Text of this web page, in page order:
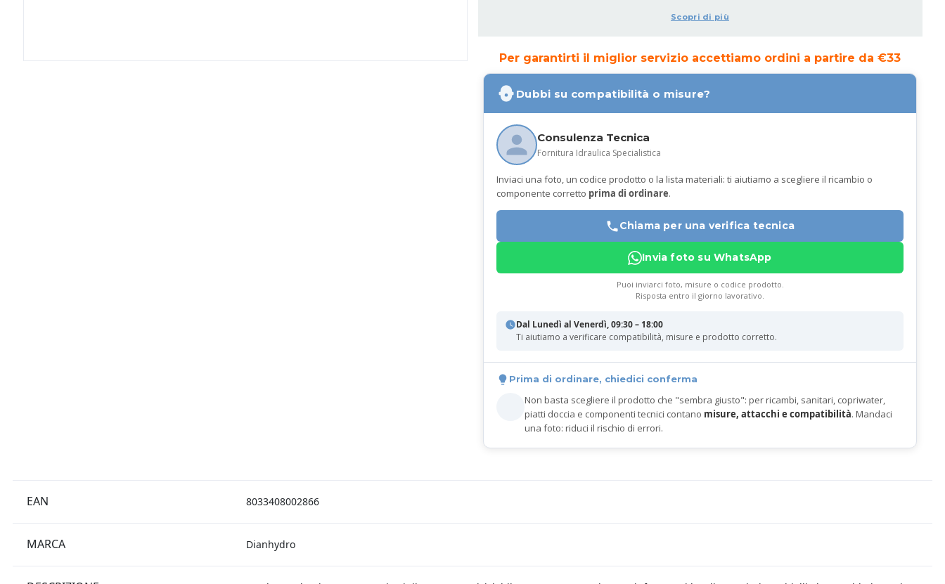
Per garantirti il miglior servizio accettiamo ordini a partire da €33
Dubbi su compatibilità o misure?
Consulenza Tecnica
Fornitura Idraulica Specialistica
Inviaci una foto, un codice prodotto o la lista materiali: ti aiutiamo a scegliere il ricambio o
componente corretto prima di ordinare.
Chiama per una verifica tecnica
Invia foto su WhatsApp
Puoi inviarci foto, misure o codice prodotto.
Risposta entro il giorno lavorativo.
Dal Lunedì al Venerdì, 09:30 – 18:00
Ti aiutiamo a verificare compatibilità, misure e prodotto corretto.
Prima di ordinare, chiedici conferma
Non basta scegliere il prodotto che "sembra giusto": per ricambi, sanitari, copriwater,
piatti doccia e componenti tecnici contano misure, attacchi e compatibilità. Mandaci
una foto: riduci il rischio di errori.
Scopri di più
EAN 8033408002866
MARCA Dianhydro